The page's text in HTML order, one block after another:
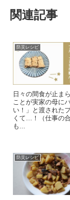
関連記事
防災レシピ
日々の間食が止ま
ことが実家の母に
い！」と渡された
くて…！（仕事の
も...
防災レシピ